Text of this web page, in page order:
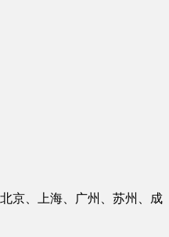
京、上海、广州、苏州、成